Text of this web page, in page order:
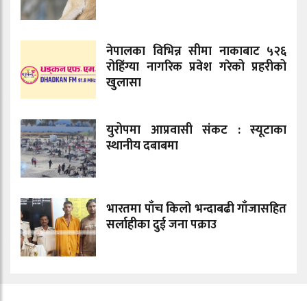
नेपालका विभिन्न सीमा नाकाबाट ५२६
रोहिंग्या नागरिक प्रवेश गरेको प्रहरीको
खुलासा
युरोपमा आप्रवासी संकट : स्यूटाका
स्थानीय दबाबमा
भारतमा पाँच किलो भन्दाबढी गाँजासहित
सर्लाहीका दुई जना पक्राउ